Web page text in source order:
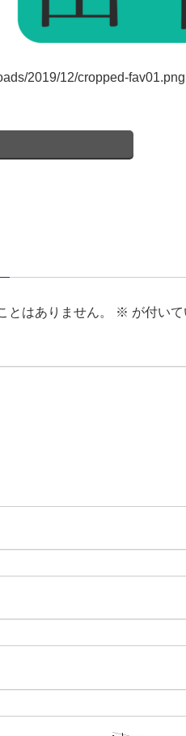
2019/12/cropped-fav01.png
とはありません。 ※ が付い